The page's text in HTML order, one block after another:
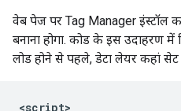
वेब पेज पर Tag Manager इंस्टॉल
बनाना होगा. कोड के इस उदाहरण में
लोड होने से पहले, डेटा लेयर कहां सेट
<script>